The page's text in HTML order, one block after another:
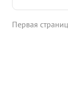
Первая